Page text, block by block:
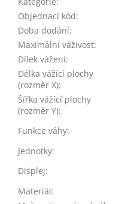
Objednací kód:
Doba dodání:
Maximální váživost:
Dílek vážení:
Délka vážící plochy
(rozměr X):
Šířka vážící plochy
(rozměr Y):
Funkce váhy:
Jednotky:
Displej:
Materiál: